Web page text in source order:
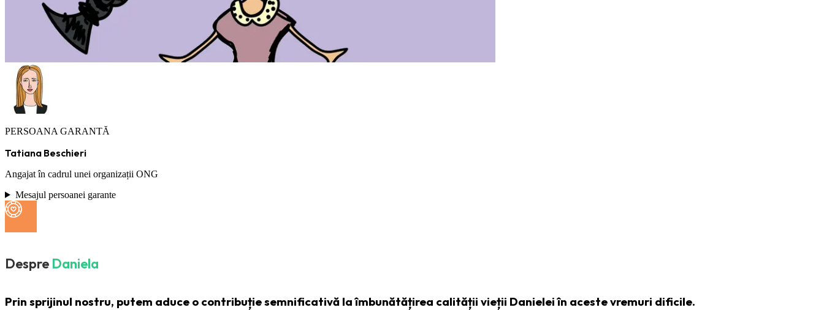
PERSOANA GARANTĂ
Tatiana Beschieri
Angajat în cadrul unei organizații ONG
Mesajul persoanei garante
Despre Daniela
Prin sprijinul nostru, putem aduce o contribuție semnificativă la îmbunătățirea calității vieții Danielei în aceste vremuri dificile.